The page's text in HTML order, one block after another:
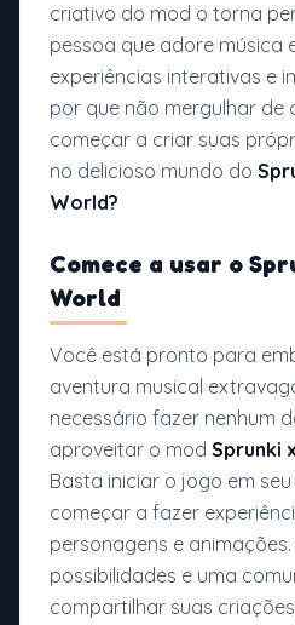
criativo do mod o torna
pessoa que adore música
experiências interativas e
por que não mergulhar de
começar a criar suas
no delicioso mundo do
World?
Comece a usar o
World
Você está pronto para
aventura musical
necessário fazer nenhum
aproveitar o mod Sprunki
Basta iniciar o jogo em
começar a fazer
personagens e
possibilidades e uma
compartilhar suas